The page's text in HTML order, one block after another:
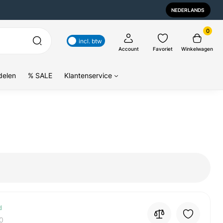
NEDERLANDS
incl. btw
Account Favoriet
0
Winkelwagen
% SALE Klantenservice